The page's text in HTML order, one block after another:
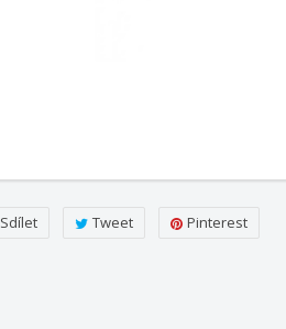
Sdílet Tweet Pinterest